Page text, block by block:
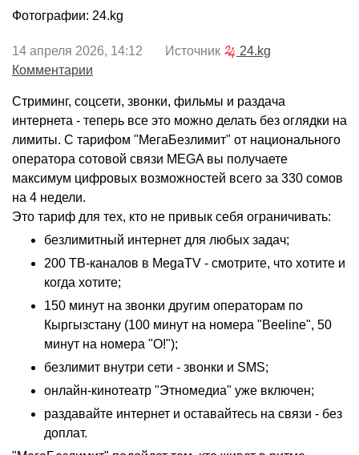
Фотографии: 24.kg
14 апреля 2026, 14:12 Источник
24.kg
Комментарии
Стриминг, соцсети, звонки, фильмы и раздача
интернета - теперь все это можно делать без оглядки на
лимиты. С тарифом "МегаБезлимит" от национального
оператора сотовой связи MEGA вы получаете
максимум цифровых возможностей всего за 330 сомов
на 4 недели.
Это тариф для тех, кто не привык себя ограничивать:
безлимитный интернет для любых задач;
200 ТВ-каналов в MegaTV - смотрите, что хотите и
когда хотите;
150 минут на звонки другим операторам по
Кыргызстану (100 минут на номера "Beeline", 50
минут на номера "О!");
безлимит внутри сети - звонки и SMS;
онлайн-кинотеатр "Этномедиа" уже включен;
раздавайте интернет и оставайтесь на связи - без
доплат.